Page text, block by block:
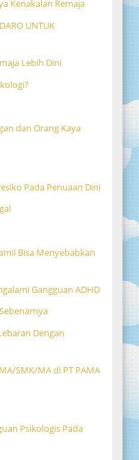
Kenakalan Remaja
UNTUK
Lebih Dini
dan Orang Kaya
Pada Penuaan Dini
Bisa Menyebabkan
Gangguan ADHD
Dengan
SMK/MA di PT PAMA
Psikologis Pada